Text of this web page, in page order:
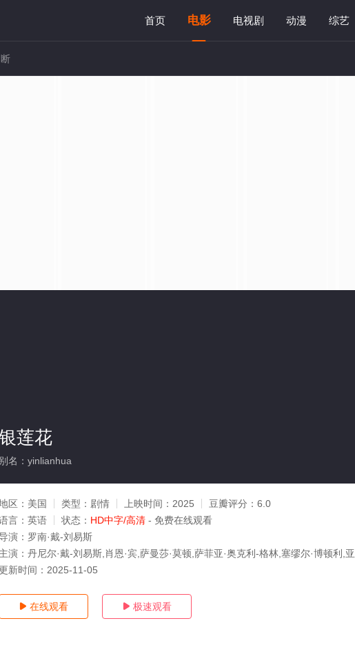
首页 电影 电视剧 动漫 综艺
莲花
别名：yinlianhua
区： 美国 类型： 剧情 上映时间： 2025 豆瓣评分： 6.0
言： 英语 状态： HD中字/高清 - 免费在线观看
演： 罗南·戴-刘易斯
主演： 丹尼尔·戴-刘易斯,肖恩·宾,萨曼莎·莫顿,萨菲亚·奥克利-格林,塞缪尔·博顿利,
新时间： 2025-11-05
 在线观看  极速观看